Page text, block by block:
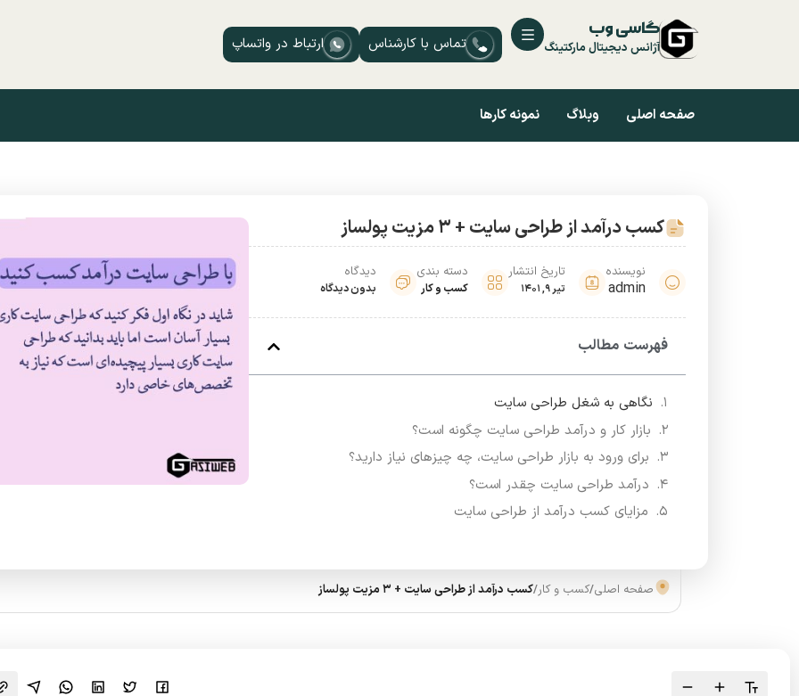
گاسی وب
آژانس دیجیتال مارکتینگ تماس با کارشناس ارتباط در واتساپ
صفحه اصلی وبلاگ نمونه کارها
کسب درآمد از طراحی سایت + 3 مزیت پولساز
نویسنده
admin
تاریخ انتشار
تیر 9, 1401
دسته بندی
کسب و کار
دیدگاه
بدون دیدگاه
فهرست مطالب
نگاهی به شغل طراحی سایت
بازار کار و درآمد طراحی سایت چگونه است؟
برای ورود به بازار طراحی سایت، چه چیزهای نیاز دارید؟
درآمد طراحی سایت چقدر است؟
مزایای کسب درآمد از طراحی سایت
صفحه اصلی/کسب و کار/کسب درآمد از طراحی سایت + 3 مزیت پولساز